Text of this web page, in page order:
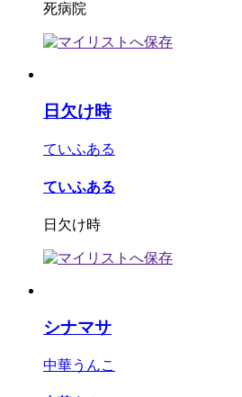
死病院
日欠け時
ていふある
ていふある
日欠け時
シナマサ
中華うんこ